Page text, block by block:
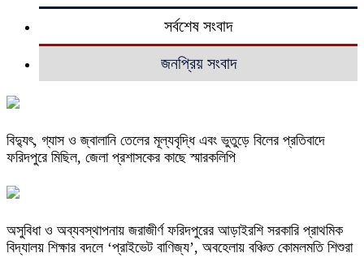
সর্বশেষ সংবাদ
জনপ্রিয় সংবাদ
বিদ্যুৎ, গ্যাস ও জ্বালানি তেলের মূল্যবৃদ্ধি এবং ভুতুড়ে বিলের প্রতিবাদে
ফরিদপুরে মিছিল, জেলা প্রশাসকের কাছে স্মারকলিপি
অসুবিধা ও অব্যবস্থাপনায় জরাজীর্ণ ফরিদপুরের আড়াইরশি সরকারি প্রাথমিক
বিদ্যালয় শিক্ষার বদলে ‘প্রাইভেট বাণিজ্য’, অবহেলায় বঞ্চিত কোমলমতি শিশুরা